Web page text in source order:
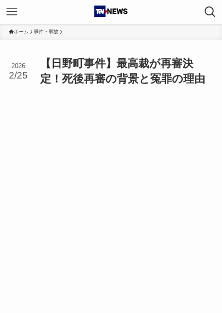
ホーム 事件・事故
【日野町事件】最高裁が再審決
定！死後再審の背景と冤罪の理由
2026
2/25